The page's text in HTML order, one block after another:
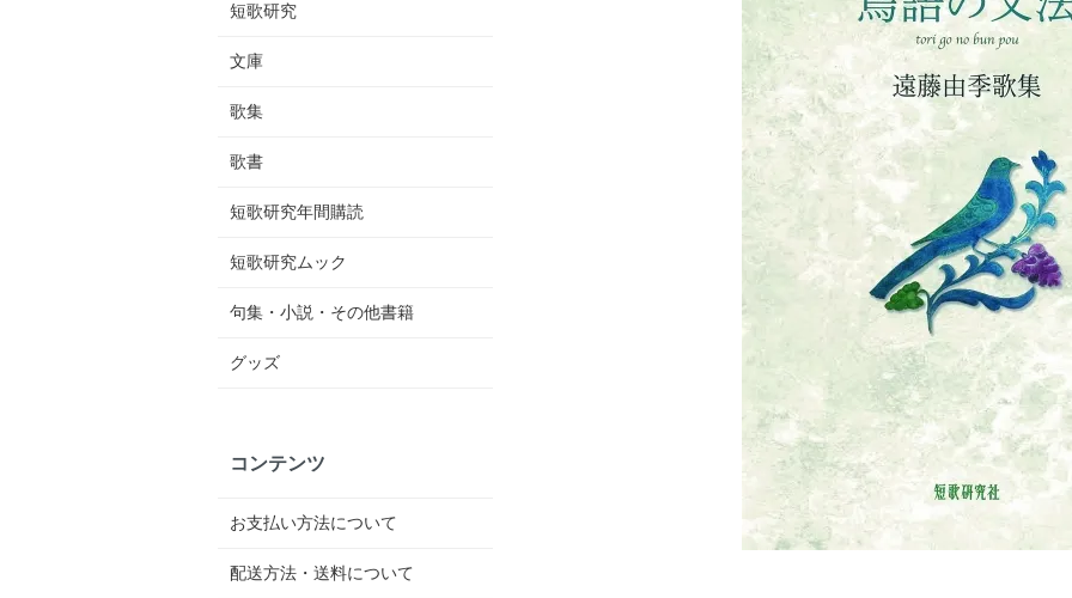
短歌研究
文庫
歌集
歌書
短歌研究年間購読
短歌研究ムック
句集・小説・その他書籍
グッズ
コンテンツ
お支払い方法について
配送方法・送料について